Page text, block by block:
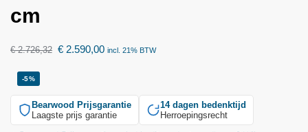
cm
€2.726,32 € 2.590,00 incl. 21% BTW
-5%
Bearwood Prijsgarantie
Laagste prijs garantie
14 dagen bedenktijd
Herroepingsrecht